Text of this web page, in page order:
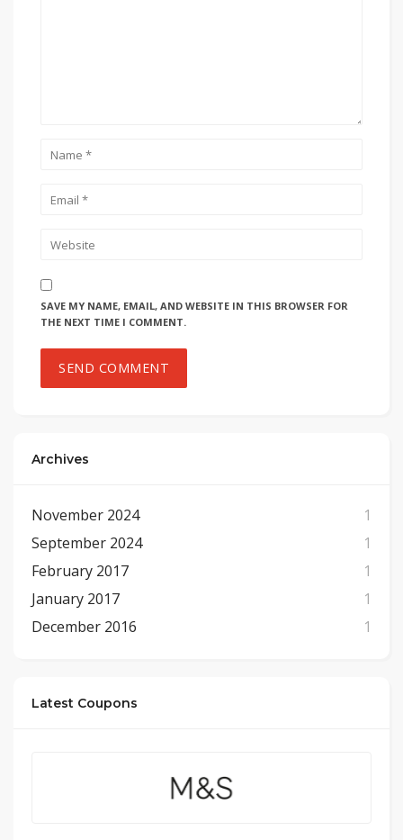
SAVE MY NAME, EMAIL, AND WEBSITE IN THIS BROWSER FOR
THE NEXT TIME I COMMENT.
Archives
November 2024
1
September 2024
1
February 2017
1
January 2017
1
December 2016
1
Latest Coupons